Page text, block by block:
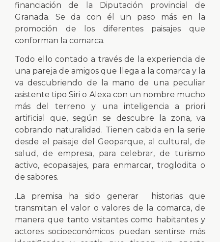
financiación de la Diputación provincial de
Granada. Se da con él un paso más en la
promoción de los diferentes paisajes que
conforman la comarca.
Todo ello contado a través de la experiencia de
una pareja de amigos que llega a la comarca y la
va descubriendo de la mano de una peculiar
asistente tipo Siri o Alexa con un nombre mucho
más del terreno y una inteligencia a priori
artificial que, según se descubre la zona, va
cobrando naturalidad. Tienen cabida en la serie
desde el paisaje del Geoparque, al cultural, de
salud, de empresa, para celebrar, de turismo
activo, ecopaisajes, para enmarcar, troglodita o
de sabores.
.La premisa ha sido generar historias que
transmitan el valor o valores de la comarca, de
manera que tanto visitantes como habitantes y
actores socioeconómicos puedan sentirse más